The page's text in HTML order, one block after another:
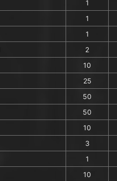
1
1
1
2
10
25
50
50
10
3
1
10